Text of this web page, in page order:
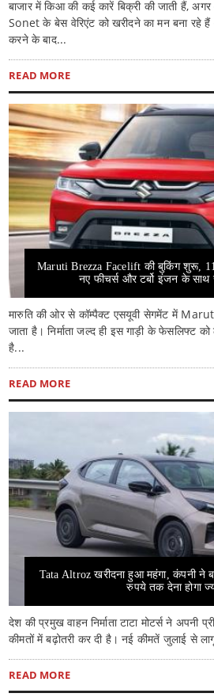
बाजार में किआ की कई कारें बिक्री की जाती हैं,
Sonet के बेस वेरिएंट को खरीदने का मन बना रहे
करने के बाद...
READ MORE
Maruti Brezza Facelift की बुकिंग शुरू,
नए फीचर्स और टर्बो इंजन के साथ
मारुति की ओर से कॉम्पैक्ट एसयूवी सेगमेंट में
जाता है। निर्माता जल्द ही इस गाड़ी के फेसलिफ्ट
है...
READ MORE
Tata Altroz खरीदना हुआ महंगा, कंपनी ने
रुपये तक देना होगा
देश की प्रमुख वाहन निर्माता टाटा मोटर्स ने
कीमतों में बढ़ोतरी कर दी है। नई कीमतें जुलाई से
READ MORE